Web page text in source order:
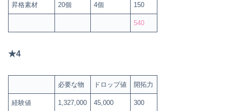
昇格素材 20個 4個 150
540
★4
必要な物 ドロップ値 開拓力
経験値 1,327,000 45,000 300